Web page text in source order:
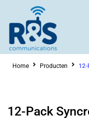
inhoud
Home Producten 12-
12-Pack